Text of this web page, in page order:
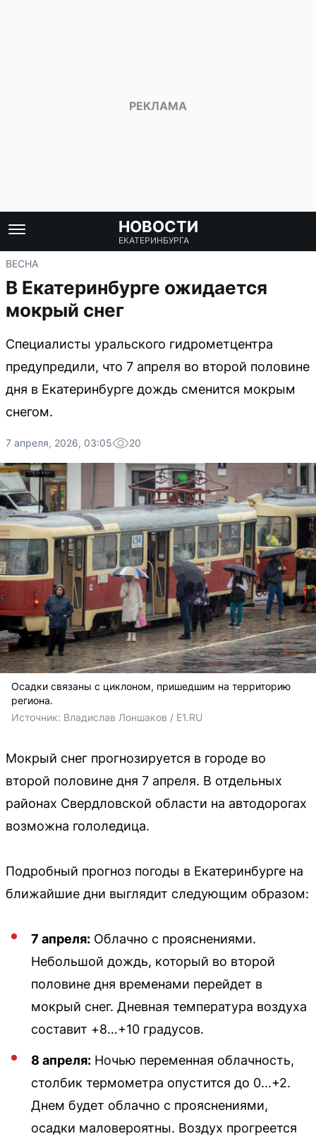
НОВОСТИ
ЕКАТЕРИНБУРГА
ВЕСНА
В Екатеринбурге ожидается
мокрый снег
Специалисты уральского гидрометцентра
предупредили, что 7 апреля во второй половине
дня в Екатеринбурге дождь сменится мокрым
снегом.
7 апреля, 2026, 03:05 20
Осадки связаны с циклоном, пришедшим на территорию
региона.
Источник: Владислав Лоншаков / E1.RU
Мокрый снег прогнозируется в городе во
второй половине дня 7 апреля. В отдельных
районах Свердловской области на автодорогах
возможна гололедица.
Подробный прогноз погоды в Екатеринбурге на
ближайшие дни выглядит следующим образом:
7 апреля: Облачно с прояснениями.
Небольшой дождь, который во второй
половине дня временами перейдет в
мокрый снег. Дневная температура воздуха
составит +8…+10 градусов.
8 апреля: Ночью переменная облачность,
столбик термометра опустится до 0…+2.
Днем будет облачно с прояснениями,
осадки маловероятны. Воздух прогреется